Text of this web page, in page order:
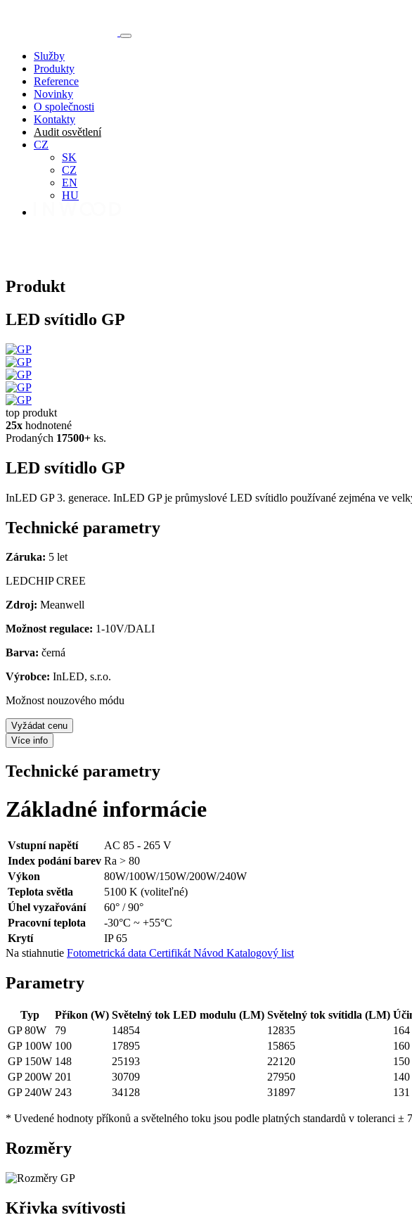
Služby
Produkty
Reference
Novinky
O společnosti
Kontakty
Audit osvětlení
CZ
SK
CZ
EN
HU
Produkt
LED svítidlo GP
top produkt
25x hodnotené
Prodaných 17500+ ks.
LED svítidlo GP
InLED GP 3. generace. InLED GP je průmyslové LED svítidlo používané zejména ve
Technické parametry
Záruka: 5 let
LEDCHIP CREE
Zdroj: Meanwell
Možnost regulace: 1-10V/DALI
Barva: černá
Výrobce: InLED, s.r.o.
Možnost nouzového módu
Vyžádat cenu
Více info
Technické parametry
Základné informácie
Vstupní napětí
AC 85 - 265 V
Index podání barev Ra > 80
Výkon
80W/100W/150W/200W/240W
Teplota světla
5100 K (voliteľné)
Úhel vyzařování
60° / 90°
Pracovní teplota
-30°C ~ +55°C
Krytí
IP 65
Na stiahnutie Fotometrická data Certifikát Návod Katalogový list
Parametry
Typ Příkon (W) Světelný tok LED modulu (LM) Světelný tok svítidla (LM)
GP 80W
79 14854 12835 164
GP 100W 100 17895 15865 160
GP 150W 148 25193 22120 150
GP 200W 201 30709 27950 140
GP 240W 243 34128 31897 131
* Uvedené hodnoty příkonů a světelného toku jsou podle platných standardů v toleranci ±
Rozměry
Křivka svítivosti